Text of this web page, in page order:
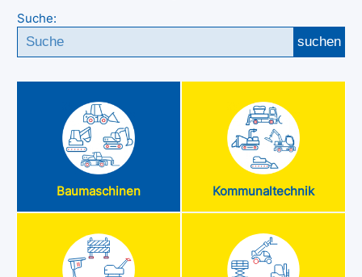
Suche:
suchen
Baumaschinen Kommunaltechnik